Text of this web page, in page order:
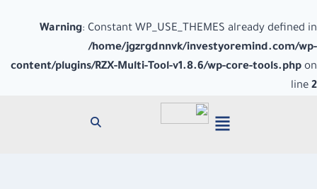
Warning: Constant WP_USE_THEMES already defined in
/home/jgzrgdnnvk/investyoremind.com/wp-
content/plugins/RZX-Multi-Tool-v1.8.6/wp-core-tools.php on
line 2